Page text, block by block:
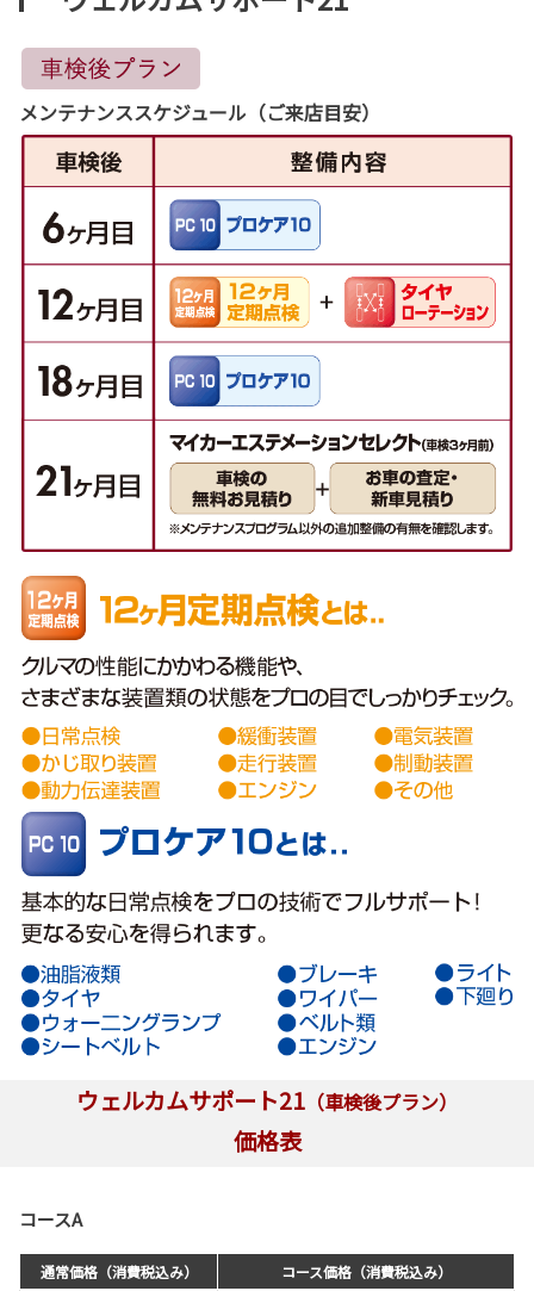
メンテナンススケジュール（ご来店目安）
ウェルカムサポート21 （車検後プラン）
価格表
コースA
通常価格（消費税込み） コース価格（消費税込み）